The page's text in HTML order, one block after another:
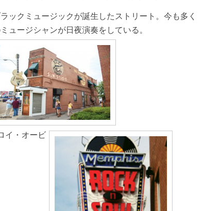
ックミュージックが誕生したストリート。今も多く
ュージシャンが日夜演奏をしている。
イ・オービ